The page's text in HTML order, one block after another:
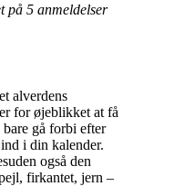
på 5 anmeldelser
alverdens
for øjeblikket at få
gå forbi efter
i din kalender.
også den
firkantet, jern –